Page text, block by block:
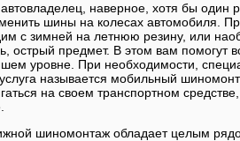
наверное, хотя бы один
шины на колесах автомобиля.
с зимней на летнюю резину, или
острый предмет. В этом вам помогут
уровне. При необходимости,
называется мобильный
на своем транспортном
шиномонтаж обладает целым